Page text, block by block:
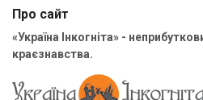
Про сайт
«Україна Інкогніта» -
краєзнавства.